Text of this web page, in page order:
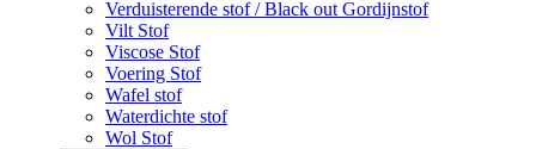
Verduisterende stof / Black out Gordijnstof
Vilt Stof
Viscose Stof
Voering Stof
Wafel stof
Waterdichte stof
Wol Stof